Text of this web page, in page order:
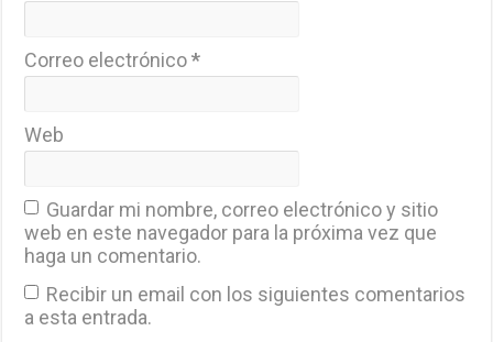
Correo electrónico*
Web
Guardar mi nombre, correo electrónico y sitio
web en este navegador para la próxima vez que
haga un comentario.
Recibir un email con los siguientes comentarios
a esta entrada.